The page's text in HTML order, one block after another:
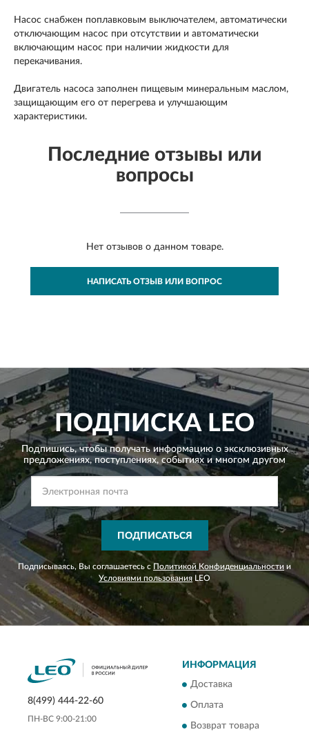
Насос снабжен поплавковым выключателем, автоматически
отключающим насос при отсутствии и автоматически
включающим насос при наличии жидкости для
перекачивания.
Двигатель насоса заполнен пищевым минеральным маслом,
защищающим его от перегрева и улучшающим
характеристики.
Последние отзывы или
вопросы
Нет отзывов о данном товаре.
НАПИСАТЬ ОТЗЫВ ИЛИ ВОПРОС
ПОДПИСКАLEO
Подпишись, чтобы получать информацию о эксклюзивных
предложениях,поступлениях, событиях и многом другом
ПОДПИСАТЬСЯ
Подписываясь, Вы соглашаетесь с Политикой Конфиденциальности и
Условиями пользования LEO
8(499) 444-22-60
ПН-ВС 9:00-21:00
ИНФОРМАЦИЯ
Доставка
Оплата
Возврат товара